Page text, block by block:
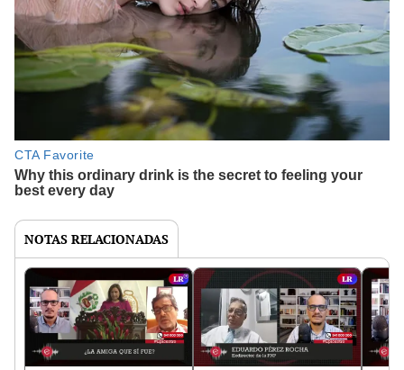
NOTAS RELACIONADAS